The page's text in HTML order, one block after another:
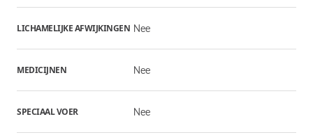
LICHAMELIJKE AFWIJKINGEN Nee
MEDICIJNEN Nee
SPECIAAL VOER Nee